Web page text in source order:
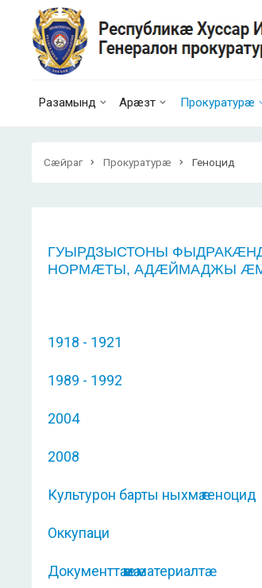
Разамынд Арæзт Прокуратурæ
Сæйраг Прокуратурæ Геноцид
ГУЫРДЗЫСТОНЫ ФЫДРАКӔ
НОРМӔТЫ, АДӔЙМАДЖЫ Ӕ
1918 - 1921
1989 - 1992
2004
2008
Культурон барты ныхмӕ геноцид
Оккупаци
Документтӕ ӕмӕ материалтӕ